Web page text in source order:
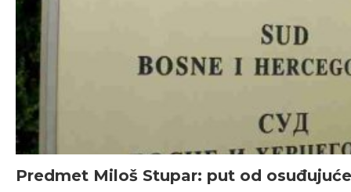
Predmet Miloš Stupar: put od